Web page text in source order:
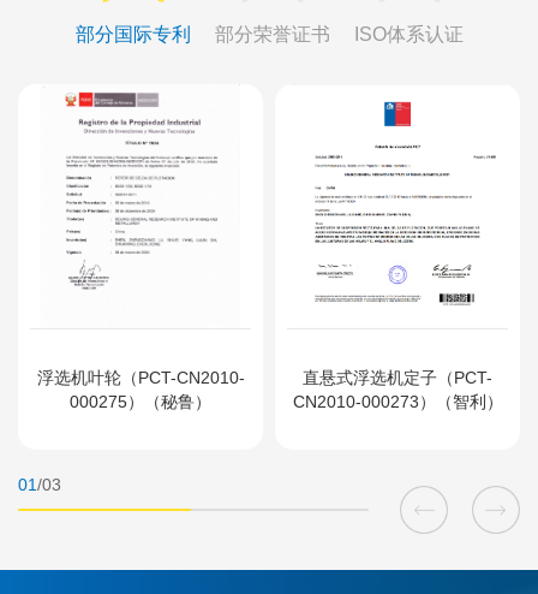
部分国际专利 部分荣誉证书 ISO体系认证
浮选机叶轮（PCT-CN2010-
000275）（秘鲁）
直悬式浮选机定子（PCT-
CN2010-000273）（智利）
01/03